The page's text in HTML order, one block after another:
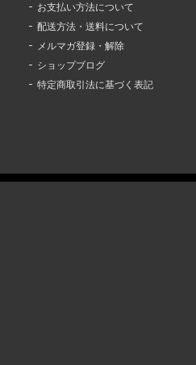
お支払い方法について
配送方法・送料について
メルマガ登録・解除
ショップブログ
特定商取引法に基づく表記